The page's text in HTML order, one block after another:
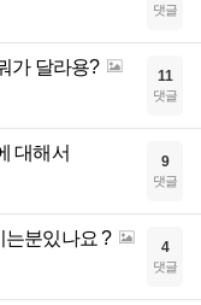
댓글
가 달라용? 11
댓글
대해서 9
댓글
는분있나요 ? 4
댓글